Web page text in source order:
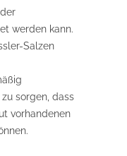
werden kann.
Salzen
sorgen, dass
vorhandenen